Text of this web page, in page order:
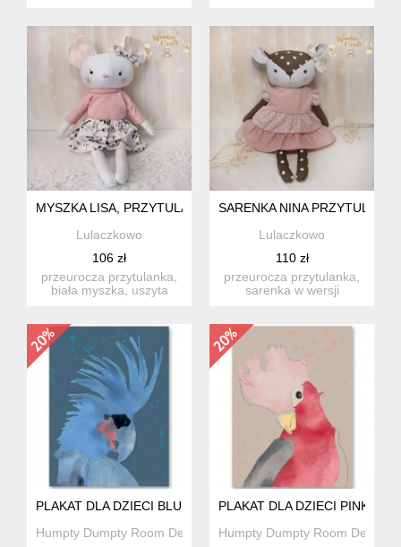
MYSZKA LISA, PRZYTULANKA RĘCZNIE SZYTA, PREZENT
Lulaczkowo
106 zł
przeurocza przytulanka,
biała myszka, uszyta
SARENKA NINA
Lulaczkowo
110 zł
przeurocza przytulanka,
sarenka w wersji
PLAKAT DLA DZIECI BLUE PARROT
Humpty Dumpty Room Decoration
PLAKAT DLA DZIECI PINK
Humpty Dumpty Room